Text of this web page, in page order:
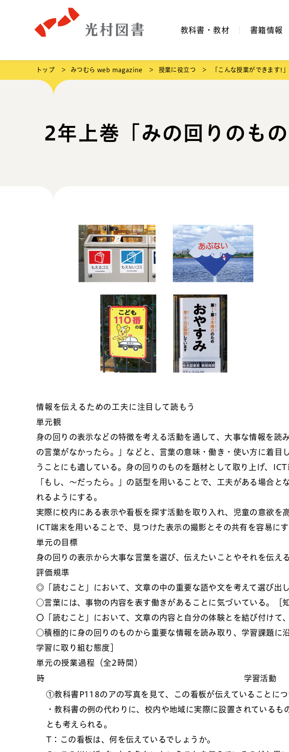
教科書・教材 書籍情報
トップ みつむら web magazine 授業に役立つ 「こんな授業ができます!
2年上巻「みの回りのもの
情報を伝えるための工夫に注目して読もう
単元観
身の回りの表示などの特徴を考える活動を通して、大事な情報を読
の言葉がなかったら。」などと、言葉の意味・働き・使い方に着目
うことにも適している。身の回りのものを題材として取り上げ、
「もし、～だったら。」の話型を用いることで、工夫がある場合
れるようにする。
実際に校内にある表示や看板を探す活動を取り入れ、児童の意欲を高
ICT端末を用いることで、見つけた表示の撮影とその共有を容易にす
単元の目標
身の回りの表示から大事な言葉を選び、伝えたいことやそれを伝え
評価規準
◎「読むこと」において、文章の中の重要な語や文を考えて選び出
○言葉には、事物の内容を表す働きがあることに気づいている。［
〇「読むこと」において、文章の内容と自分の体験とを結び付けて
○積極的に身の回りのものから重要な情報を読み取り、学習課題に
学習に取り組む態度］
単元の授業過程（全2時間）
時
学習活動
①教科書P118のアの写真を見て、この看板が伝えていることにつ
・教科書の例の代わりに、校内や地域に実際に設置されている
とも考えられる。
T：この看板は、何を伝えているでしょうか。